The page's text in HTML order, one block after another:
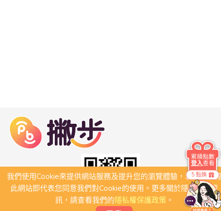
我們使用Cookie來提供網站服務及提升您的瀏覽體驗，若繼續瀏
此網站即代表您同意我們對Cookie的使用。更多關於隱私保護資
訊，請查看我們的隱私權保護政策。
5 點換
累積點數
登入查看